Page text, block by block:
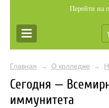
Перейти на
Главная → О колледже →
Сегодня —
иммунитета